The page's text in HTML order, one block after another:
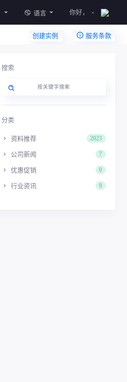
语言 你好，
创建实例
服务条款
搜索
分类
资料推荐 2023
公司新闻 7
优惠促销 0
行业资讯 9